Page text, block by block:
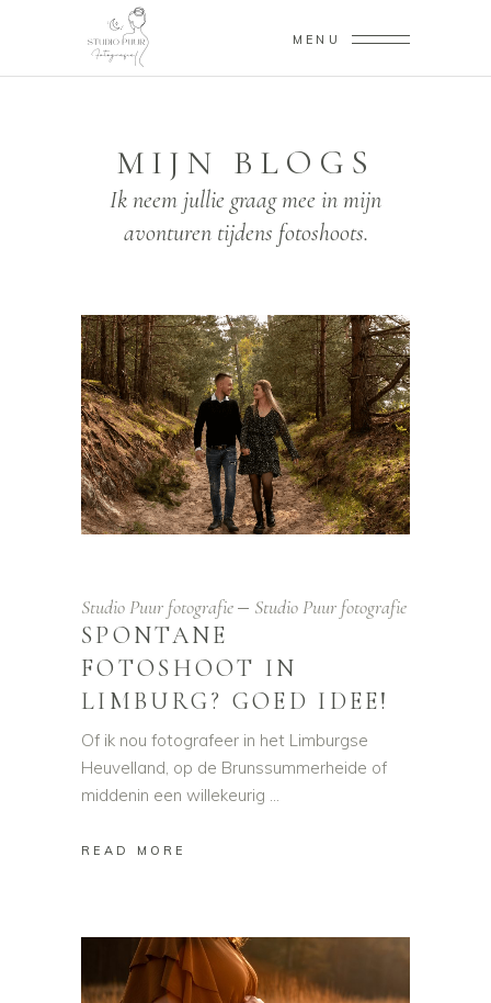
MENU
Studio Puur fotografie Studio Puur fotografie
SPONTANE
FOTOSHOOT IN
LIMBURG? GOED IDEE!
Of ik nou fotografeer in het Limburgse
Heuvelland, op de Brunssummerheide of
middenin een willekeurig
READ MORE
MIJN BLOGS
Ik neem jullie graag mee in mijn
avonturen tijdens fotoshoots.